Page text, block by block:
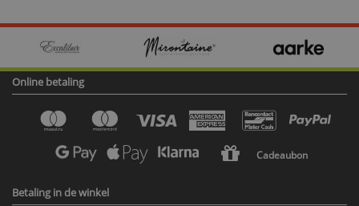
Online betaling
Cadeaubon
Betaling in de winkel